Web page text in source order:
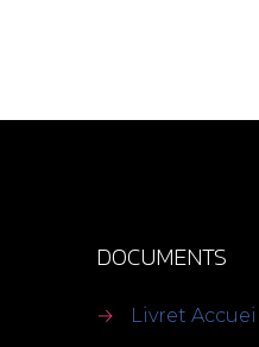
DOCUMENTS
→
Livret Accueil